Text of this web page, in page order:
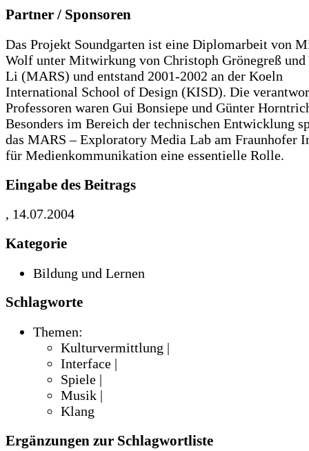
Partner / Sponsoren
Das Projekt Soundgarten ist eine Diplomarbeit von
Wolf unter Mitwirkung von Christoph Grönegreß
Li (MARS) und entstand 2001-2002 an der Koeln
International School of Design (KISD). Die
Professoren waren Gui Bonsiepe und Günter
Besonders im Bereich der technischen Entwicklung
das MARS – Exploratory Media Lab am Fraunhofer
für Medienkommunikation eine essentielle Rolle.
Eingabe des Beitrags
, 14.07.2004
Kategorie
Bildung und Lernen
Schlagworte
Themen:
Kulturvermittlung |
Interface |
Spiele |
Musik |
Klang
Ergänzungen zur Schlagwortliste